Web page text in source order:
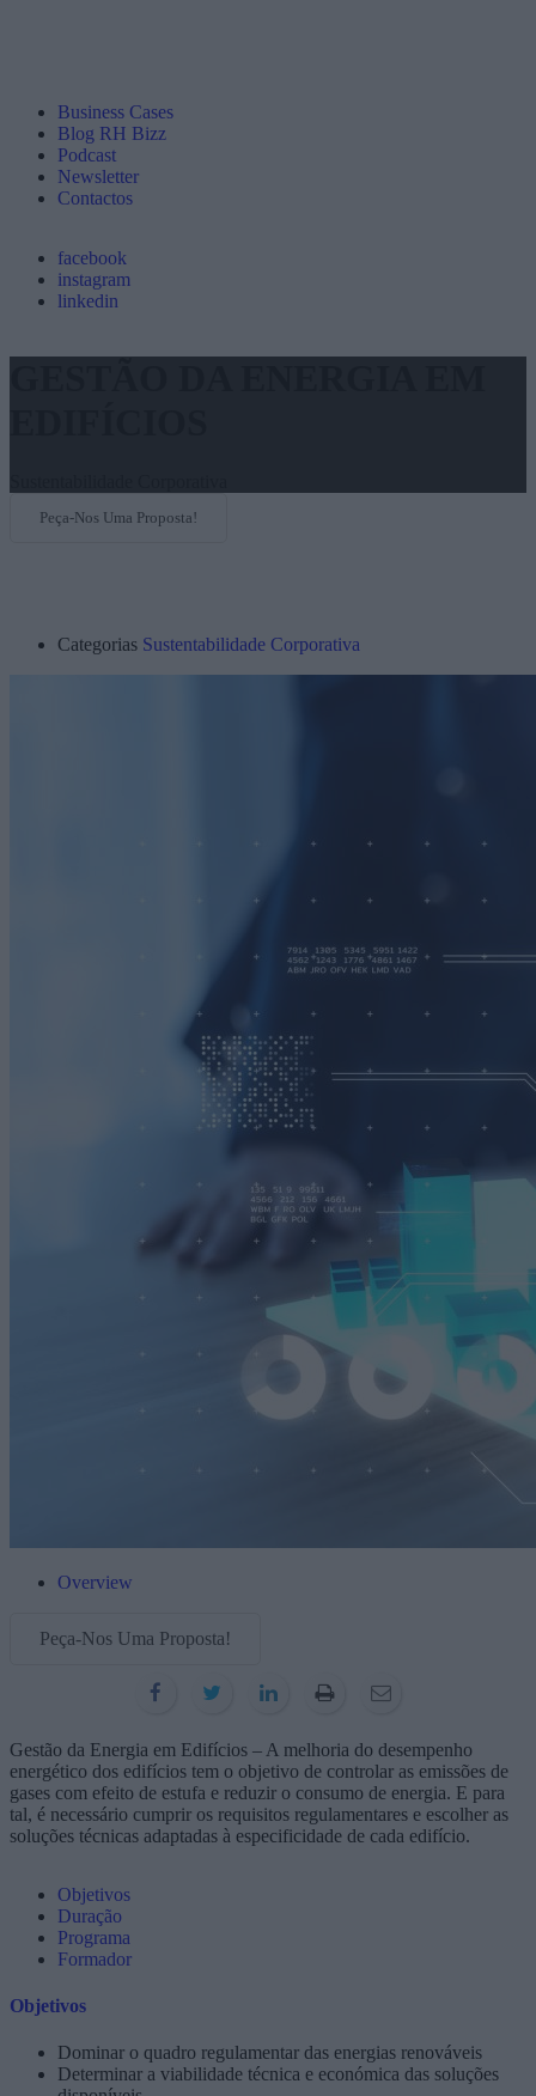
Business Cases
Blog RH Bizz
Podcast
Newsletter
Contactos
facebook
instagram
linkedin
Peça-Nos Uma Proposta!
Categorias Sustentabilidade Corporativa
Overview
Peça-Nos Uma Proposta!
Gestão da Energia em Edifícios – A melhoria do desempenho
energético dos edifícios tem o objetivo de controlar as emissões de
gases com efeito de estufa e reduzir o consumo de energia. E para
tal, é necessário cumprir os requisitos regulamentares e escolher as
soluções técnicas adaptadas à especificidade de cada edifício.
Objetivos
Duração
Programa
Formador
Objetivos
Dominar o quadro regulamentar das energias renováveis
Determinar a viabilidade técnica e económica das soluções